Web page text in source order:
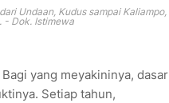
Undaan, Kudus sampai Kaliampo,
- Dok. Istimewa
yang meyakininya, dasar
Setiap tahun,